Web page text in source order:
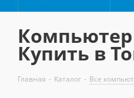
Компьютер
Купить в
Главная - Каталог - Все